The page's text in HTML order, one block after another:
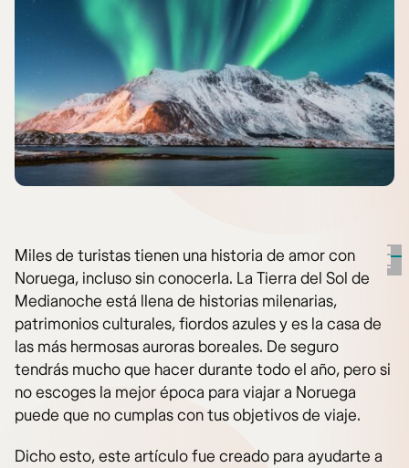
Miles de turistas tienen una historia de amor con
Noruega, incluso sin conocerla. La Tierra del Sol de
Medianoche está llena de historias milenarias,
patrimonios culturales, fiordos azules y es la casa de
las más hermosas auroras boreales. De seguro
tendrás mucho que hacer durante todo el año, pero si
no escoges la mejor época para viajar a Noruega
puede que no cumplas con tus objetivos de viaje.
Dicho esto, este artículo fue creado para ayudarte a